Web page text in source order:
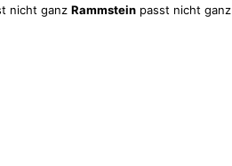
nicht ganz Rammstein passt nicht ganz